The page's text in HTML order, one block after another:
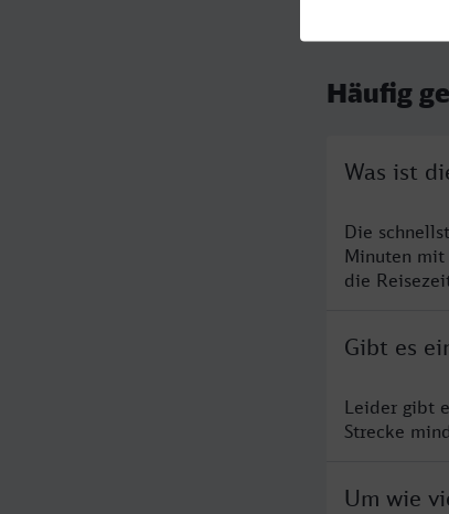
Häufig
Was ist
Die
Minuten mit
die
Gibt es
Leider gibt
Strecke
Um wie